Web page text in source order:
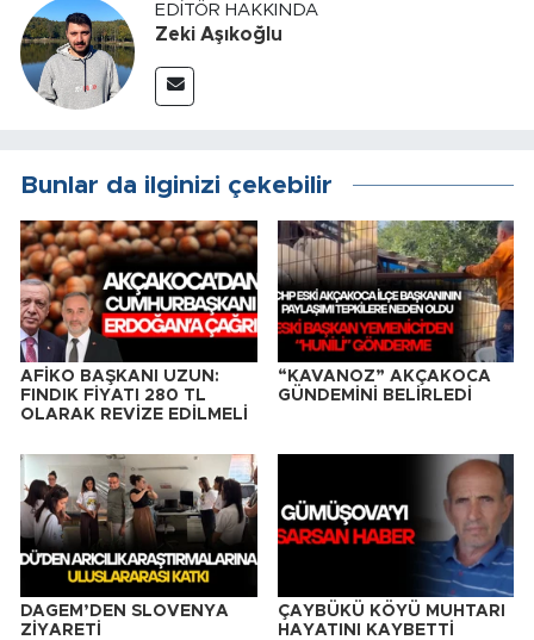
EDITÖR HAKKINDA
Zeki Aşıkoğlu
Bunlar da ilginizi çekebilir
AFİKO BAŞKANI UZUN:
FINDIK FİYATI 280 TL
OLARAK REVİZE EDİLMELİ
“KAVANOZ” AKÇAKOCA
GÜNDEMİNİ BELİRLEDİ
DAGEM’DEN SLOVENYA
ZİYARETİ
ÇAYBÜKÜ KÖYÜ MUHTARI
HAYATINI KAYBETTİ